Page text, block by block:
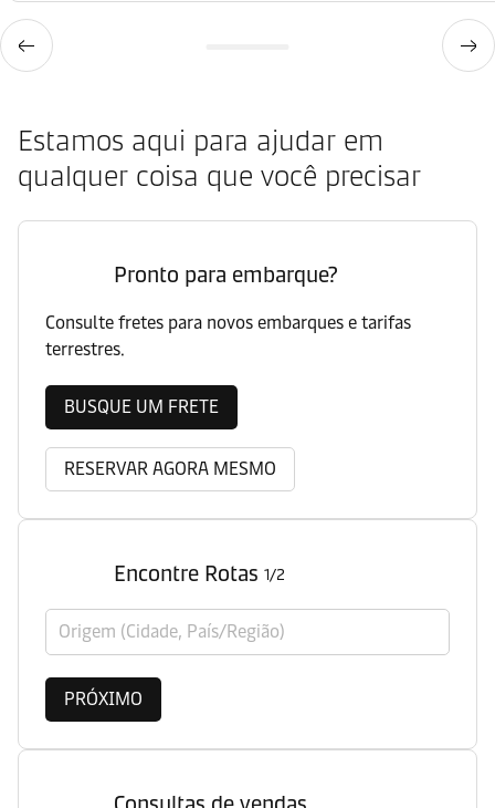
Estamos aqui para ajudar em
qualquer coisa que você precisar
Pronto para embarque?
Consulte fretes para novos embarques e tarifas
terrestres.
BUSQUE UM FRETE
RESERVAR AGORA MESMO
Encontre Rotas 1/2
Origem (Cidade, País/Região)
PRÓXIMO